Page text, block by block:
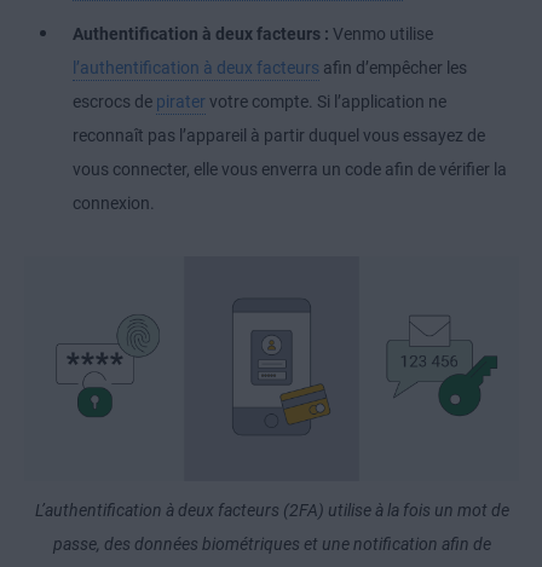
Authentification à deux facteurs : Venmo utilise
l’authentification à deux facteurs afin d’empêcher les
escrocs de pirater votre compte. Si l’application ne
reconnaît pas l’appareil à partir duquel vous essayez de
vous connecter, elle vous enverra un code afin de vérifier la
connexion.
L’authentification à deux facteurs (2FA) utilise à la fois un mot de
passe, des données biométriques et une notification afin de